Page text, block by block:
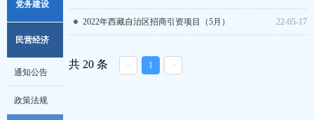
国务院新闻
西藏新闻
红色遗迹
政策解读
发展规划
部门预决算
经济贸易
价格监测
价格管理
党务建设
机关党建
民营经济
通知公告
政策法规
2022年西藏自治区招商引资项目（5月） 22-05-17
共 20 条 < 1 >